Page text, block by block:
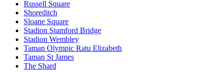
Russell Square
Shoreditch
Sloane Square
Stadion Stamford Bridge
Stadion Wembley
Taman Olympic Ratu Elizabeth
Taman St James
The Shard